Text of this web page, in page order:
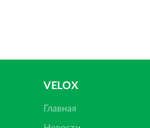
VELOX
Главная